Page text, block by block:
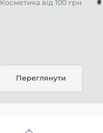
Косметика від 100 грн
Переглянути